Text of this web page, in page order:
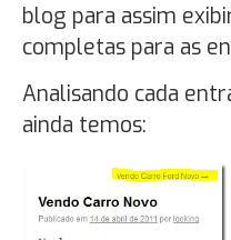
blog para assim
completas para as
Analisando cada
ainda temos: